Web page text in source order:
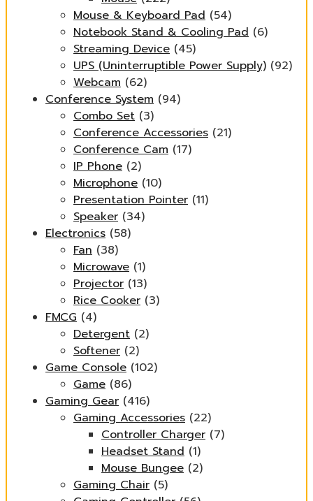
Mouse & Keyboard Pad (54)
Notebook Stand & Cooling Pad (6)
Streaming Device (45)
UPS (Uninterruptible Power Supply) (92)
Webcam (62)
Conference System (94)
Combo Set (3)
Conference Accessories (21)
Conference Cam (17)
IP Phone (2)
Microphone (10)
Presentation Pointer (11)
Speaker (34)
Electronics (58)
Fan (38)
Microwave (1)
Projector (13)
Rice Cooker (3)
FMCG (4)
Detergent (2)
Softener (2)
Game Console (102)
Game (86)
Gaming Gear (416)
Gaming Accessories (22)
Controller Charger (7)
Headset Stand (1)
Mouse Bungee (2)
Gaming Chair (5)